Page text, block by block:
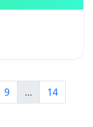
9 ...
14